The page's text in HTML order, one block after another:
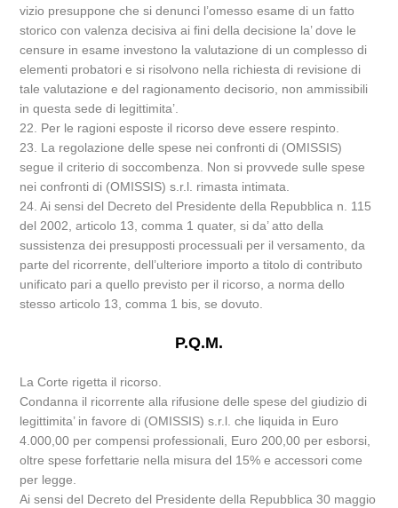
vizio presuppone che si denunci l’omesso esame di un fatto
storico con valenza decisiva ai fini della decisione la’ dove le
censure in esame investono la valutazione di un complesso di
elementi probatori e si risolvono nella richiesta di revisione di
tale valutazione e del ragionamento decisorio, non ammissibili
in questa sede di legittimita’.
22. Per le ragioni esposte il ricorso deve essere respinto.
23. La regolazione delle spese nei confronti di (OMISSIS)
segue il criterio di soccombenza. Non si provvede sulle spese
nei confronti di (OMISSIS) s.r.l. rimasta intimata.
24. Ai sensi del Decreto del Presidente della Repubblica n. 115
del 2002, articolo 13, comma 1 quater, si da’ atto della
sussistenza dei presupposti processuali per il versamento, da
parte del ricorrente, dell’ulteriore importo a titolo di contributo
unificato pari a quello previsto per il ricorso, a norma dello
stesso articolo 13, comma 1 bis, se dovuto.
P.Q.M.
La Corte rigetta il ricorso.
Condanna il ricorrente alla rifusione delle spese del giudizio di
legittimita’ in favore di (OMISSIS) s.r.l. che liquida in Euro
4.000,00 per compensi professionali, Euro 200,00 per esborsi,
oltre spese forfettarie nella misura del 15% e accessori come
per legge.
Ai sensi del Decreto del Presidente della Repubblica 30 maggio